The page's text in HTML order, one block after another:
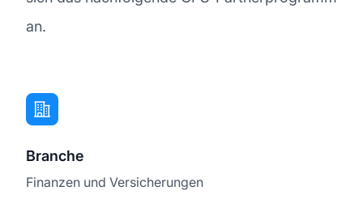
an.
Branche
Finanzen und Versicherungen